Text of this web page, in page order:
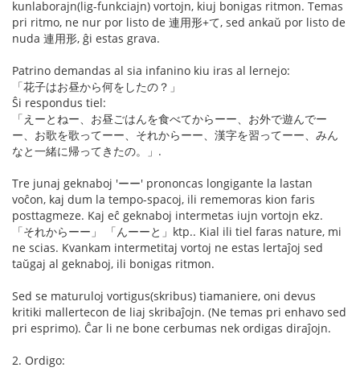
kunlaborajn(lig-funkciajn) vortojn, kiuj bonigas ritmon. Temas
pri ritmo, ne nur por listo de 連用形+て, sed ankaŭ por listo de
nuda 連用形, ĝi estas grava.
Patrino demandas al sia infanino kiu iras al lernejo:
「花子はお昼から何をしたの？」
Ŝi respondus tiel:
「えーとねー、お昼ごはんを食べてからーー、お外で遊んでー
ー、お歌を歌ってーー、それからーー、漢字を習ってーー、みん
なと一緒に帰ってきたの。」.
Tre junaj geknaboj 'ーー' prononcas longigante la lastan
voĉon, kaj dum la tempo-spacoj, ili rememoras kion faris
posttagmeze. Kaj eĉ geknaboj intermetas iujn vortojn ekz.
「それからーー」 「んーーと」ktp.. Kial ili tiel faras nature, mi
ne scias. Kvankam intermetitaj vortoj ne estas lertaĵoj sed
taŭgaj al geknaboj, ili bonigas ritmon.
Sed se maturuloj vortigus(skribus) tiamaniere, oni devus
kritiki mallertecon de liaj skribaĵojn. (Ne temas pri enhavo sed
pri esprimo). Ĉar li ne bone cerbumas nek ordigas diraĵojn.
2. Ordigo: